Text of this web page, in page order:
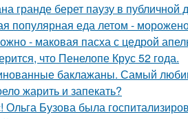
гранде берет паузу в
популярная еда летом -
- маковая пасха с цедрой
что Пенелопе Крус 52 года.
баклажаны. Самый
жарить и запекать?
Ольга Бузова была